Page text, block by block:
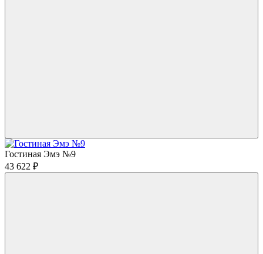
Гостиная Эмэ №9
43 622 ₽